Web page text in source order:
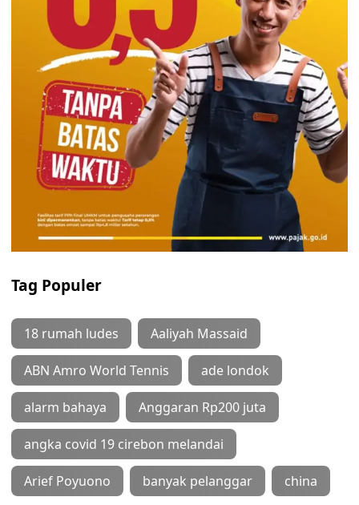
Tag Populer
18 rumah ludes Aaliyah Massaid
ABN Amro World Tennis ade londok
alarm bahaya Anggaran Rp200 juta
angka covid 19 cirebon melandai
Arief Poyuono banyak pelanggar china